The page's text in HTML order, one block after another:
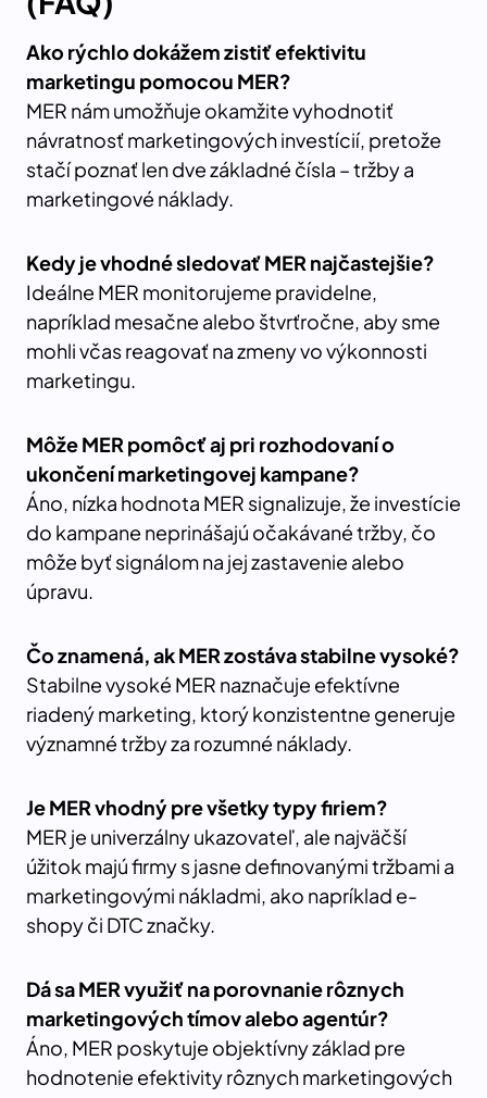
Ako rýchlo dokážem zistiť efektivitu
marketingu pomocou MER?
MER nám umožňuje okamžite vyhodnotiť
návratnosť marketingových investícií, pretože
stačí poznať len dve základné čísla – tržby a
marketingové náklady.
Kedy je vhodné sledovať MER najčastejšie?
Ideálne MER monitorujeme pravidelne,
napríklad mesačne alebo štvrťročne, aby sme
mohli včas reagovať na zmeny vo výkonnosti
marketingu.
Môže MER pomôcť aj pri rozhodovaní o
ukončení marketingovej kampane?
Áno, nízka hodnota MER signalizuje, že investície
do kampane neprinášajú očakávané tržby, čo
môže byť signálom na jej zastavenie alebo
úpravu.
Čo znamená, ak MER zostáva stabilne vysoké?
Stabilne vysoké MER naznačuje efektívne
riadený marketing, ktorý konzistentne generuje
významné tržby za rozumné náklady.
Je MER vhodný pre všetky typy firiem?
MER je univerzálny ukazovateľ, ale najväčší
úžitok majú firmy s jasne definovanými tržbami a
marketingovými nákladmi, ako napríklad e-
shopy či DTC značky.
Dá sa MER využiť na porovnanie rôznych
marketingových tímov alebo agentúr?
Áno, MER poskytuje objektívny základ pre
hodnotenie efektivity rôznych marketingových